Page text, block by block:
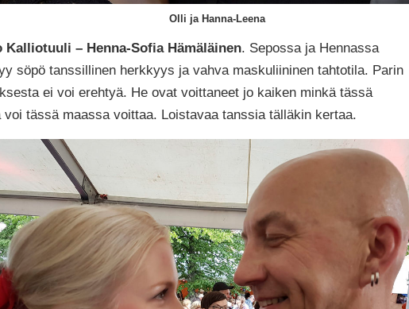
Olli ja Hanna-Leena
Kalliotuuli – Henna-Sofia Hämäläinen. Sepossa ja Hennassa
söpö tanssillinen herkkyys ja vahva maskuliininen tahtotila. Parin
ei voi erehtyä. He ovat voittaneet jo kaiken minkä tässä
voi tässä maassa voittaa. Loistavaa tanssia tälläkin kertaa.